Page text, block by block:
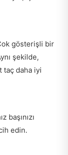
gösterişli bir
şekilde,
taç daha iyi
başınızı
edin.